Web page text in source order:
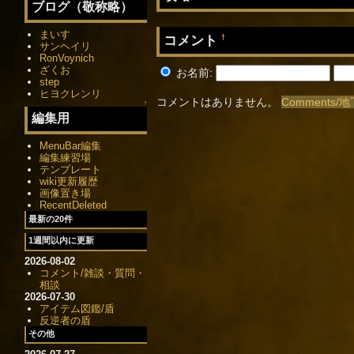
コメント †
お名前:
コメントはありません。 Comments/地
ブログ（敬称略）
まいす
サンヘイリ
RonVoynich
ざくお
step
ヒヨクレンリ
↑
編集用
MenuBar編集
編集練習場
テンプレート
wiki更新履歴
画像置き場
RecentDeleted
最新の20件
1週間以内に更新
2026-08-02
コメント/雑談・質問・
相談
2026-07-30
アイテム図鑑/盾
反逆者の盾
その他